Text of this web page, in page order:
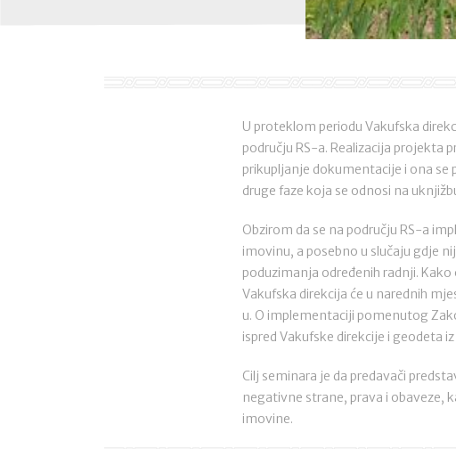
U proteklom periodu Vakufska
području RS-a. Realizacija projekta
prikupljanje dokumentacije i ona se
druge faze koja se odnosi na
Obzirom da se na području RS-a
imovinu, a posebno u slučaju gdje
poduzimanja određenih radnji.
Vakufska direkcija će u narednih
u. O implementaciji pomenutog
ispred Vakufske direkcije i geodeta
Cilj seminara je da predavači
negativne strane, prava i obaveze,
imovine.